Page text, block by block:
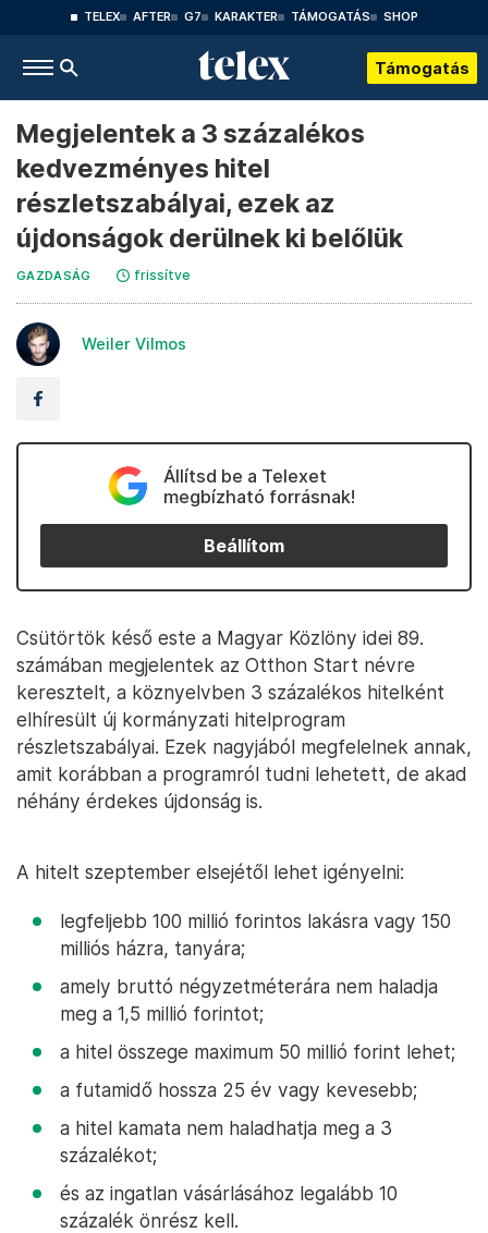
TELEX AFTER G7 KARAKTER TÁMOGATÁS SHOP
Támogatás
Megjelentek a 3 százalékos
kedvezményes hitel
részletszabályai, ezek az
újdonságok derülnek ki belőlük
GAZDASÁG frissítve
Weiler Vilmos
Állítsd be a Telexet
megbízható forrásnak!
Beállítom
Csütörtök késő este a Magyar Közlöny idei 89.
számában megjelentek az Otthon Start névre
keresztelt, a köznyelvben 3 százalékos hitelként
elhíresült új kormányzati hitelprogram
részletszabályai. Ezek nagyjából megfelelnek annak,
amit korábban a programról tudni lehetett, de akad
néhány érdekes újdonság is.
A hitelt szeptember elsejétől lehet igényelni:
legfeljebb 100 millió forintos lakásra vagy 150
milliós házra, tanyára;
amely bruttó négyzetméterára nem haladja
meg a 1,5 millió forintot;
a hitel összege maximum 50 millió forint lehet;
a futamidő hossza 25 év vagy kevesebb;
a hitel kamata nem haladhatja meg a 3
százalékot;
és az ingatlan vásárlásához legalább 10
százalék önrész kell.